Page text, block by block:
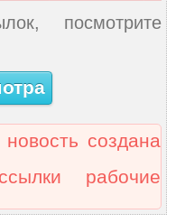
посмотрите
создана
рабочие